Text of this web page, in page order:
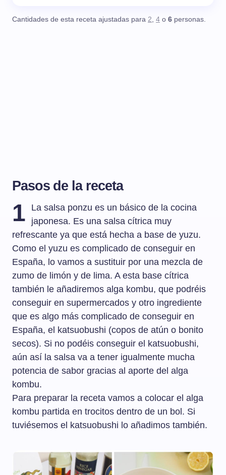
Cantidades de esta receta ajustadas para 2, 4 o 6 personas.
Pasos de la receta
1
La salsa ponzu es un básico de la cocina
japonesa. Es una salsa cítrica muy
refrescante ya que está hecha a base de yuzu.
Como el yuzu es complicado de conseguir en
España, lo vamos a sustituir por una mezcla de
zumo de limón y de lima. A esta base cítrica
también le añadiremos alga kombu, que podréis
conseguir en supermercados y otro ingrediente
que es algo más complicado de conseguir en
España, el katsuobushi (copos de atún o bonito
secos). Si no podéis conseguir el katsuobushi,
aún así la salsa va a tener igualmente mucha
potencia de sabor gracias al aporte del alga
kombu.
Para preparar la receta vamos a colocar el alga
kombu partida en trocitos dentro de un bol. Si
tuviésemos el katsuobushi lo añadimos también.